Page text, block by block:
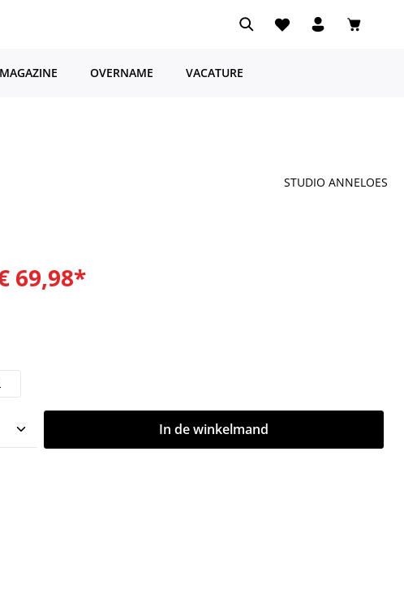
Je hebt 0 items op je
MAGAZINE OVERNAME VACATURE
STUDIO ANNELOES
69,98*
Voer de gewenste hoeveelheid in
In de winkelmand